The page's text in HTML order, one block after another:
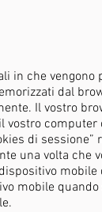
in che
dal
Il vostro
vostro
di
una volta che
mobile